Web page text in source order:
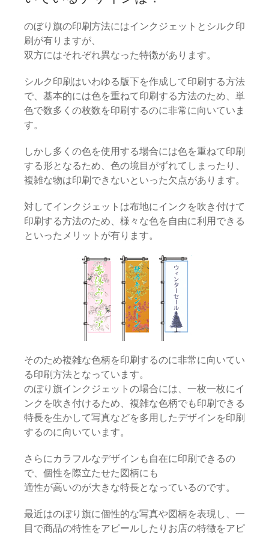
のぼり旗の印刷方法にはインクジェットとシルク印
刷が有りますが、
双方にはそれぞれ異なった特徴があります。
シルク印刷はいわゆる版下を作成して印刷する方法
で、基本的には色を重ねて印刷する方法のため、単
色で数多くの枚数を印刷するのに非常に向いていま
す。
しかし多くの色を使用する場合には色を重ねて印刷
する形となるため、色の境目がずれてしまったり、
複雑な物は印刷できないといった欠点があります。
対してインクジェットは布地にインクを吹き付けて
印刷する方法のため、様々な色を自由に利用できる
といったメリットが有ります。
そのため複雑な色柄を印刷するのに非常に向いてい
る印刷方法となっています。
のぼり旗インクジェットの場合には、一枚一枚にイ
ンクを吹き付けるため、複雑な色柄でも印刷できる
特長を生かして写真などを多用したデザインを印刷
するのに向いています。
さらにカラフルなデザインも自在に印刷できるの
で、個性を際立たせた図柄にも
適性が高いのが大きな特長となっているのです。
最近はのぼり旗に個性的な写真や図柄を表現し、一
目で商品の特性をアピールしたりお店の特徴をアピ